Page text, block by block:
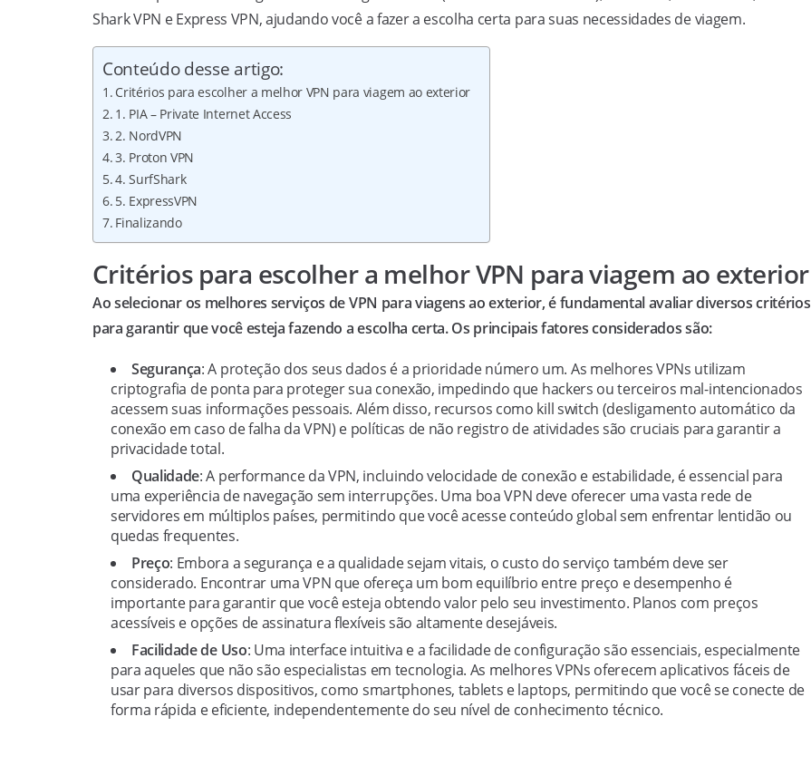
Shark VPN e Express VPN, ajudando você a fazer a escolha certa para suas necessidades de viagem.
Conteúdo desse artigo:
Critérios para escolher a melhor VPN para viagem ao exterior
1. PIA – Private Internet Access
2. NordVPN
3. Proton VPN
4. SurfShark
5. ExpressVPN
Finalizando
Critérios para escolher a melhor VPN para viagem ao exterior
Ao selecionar os melhores serviços de VPN para viagens ao exterior, é fundamental avaliar diversos critérios
para garantir que você esteja fazendo a escolha certa. Os principais fatores considerados são:
Segurança: A proteção dos seus dados é a prioridade número um. As melhores VPNs utilizam
criptografia de ponta para proteger sua conexão, impedindo que hackers ou terceiros mal-intencionados
acessem suas informações pessoais. Além disso, recursos como kill switch (desligamento automático da
conexão em caso de falha da VPN) e políticas de não registro de atividades são cruciais para garantir a
privacidade total.
Qualidade: A performance da VPN, incluindo velocidade de conexão e estabilidade, é essencial para
uma experiência de navegação sem interrupções. Uma boa VPN deve oferecer uma vasta rede de
servidores em múltiplos países, permitindo que você acesse conteúdo global sem enfrentar lentidão ou
quedas frequentes.
Preço: Embora a segurança e a qualidade sejam vitais, o custo do serviço também deve ser
considerado. Encontrar uma VPN que ofereça um bom equilíbrio entre preço e desempenho é
importante para garantir que você esteja obtendo valor pelo seu investimento. Planos com preços
acessíveis e opções de assinatura flexíveis são altamente desejáveis.
Facilidade de Uso: Uma interface intuitiva e a facilidade de configuração são essenciais, especialmente
para aqueles que não são especialistas em tecnologia. As melhores VPNs oferecem aplicativos fáceis de
usar para diversos dispositivos, como smartphones, tablets e laptops, permitindo que você se conecte de
forma rápida e eficiente, independentemente do seu nível de conhecimento técnico.